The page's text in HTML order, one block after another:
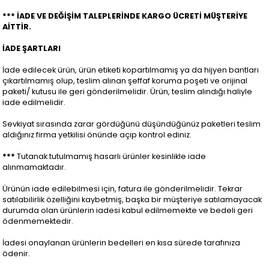
*** İADE VE DEĞİŞİM TALEPLERİNDE KARGO ÜCRETİ MÜŞTERİYE
AİTTİR.
İADE ŞARTLARI
İade edilecek ürün, ürün etiketi kopartılmamış ya da hijyen bantları
çıkartılmamış olup, teslim alınan şeffaf koruma poşeti ve orijinal
paketi/ kutusu ile geri gönderilmelidir. Ürün, teslim alındığı haliyle
iade edilmelidir.
Sevkiyat sırasında zarar gördüğünü düşündüğünüz paketleri teslim
aldığınız firma yetkilisi önünde açıp kontrol ediniz.
*** Tutanak tutulmamış hasarlı ürünler kesinlikle iade
alınmamaktadır.
Ürünün iade edilebilmesi için, fatura ile gönderilmelidir. Tekrar
satılabilirlik özelliğini kaybetmiş, başka bir müşteriye satılamayacak
durumda olan ürünlerin iadesi kabul edilmemekte ve bedeli geri
ödenmemektedir.
İadesi onaylanan ürünlerin bedelleri en kısa sürede tarafınıza
ödenir.